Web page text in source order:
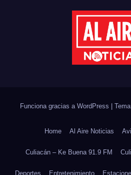
Funciona gracias a WordPress
Home Al Aire Noticias
Culiacán – Ke Buena 91.9 FM
Deportes Entretenimiento